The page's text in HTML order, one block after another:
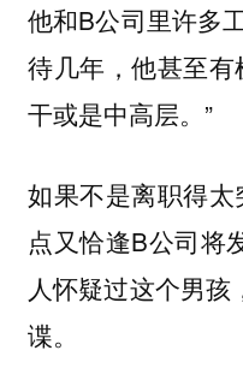
他和B公司里许多
待几年，他甚至
干或是中高层。”
如果不是离职得
点又恰逢B公司将
人怀疑过这个男
谍。